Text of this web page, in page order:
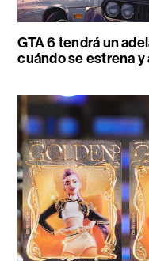
GTA 6 tendrá un
cuándo se estrena y